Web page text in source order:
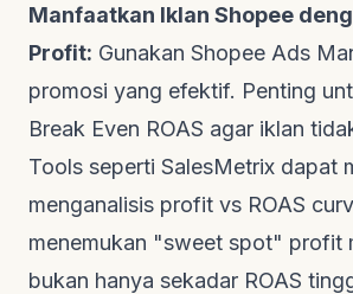
Manfaatkan Iklan Shopee
Profit: Gunakan Shopee Ads
promosi yang efektif. Penting
Break Even ROAS agar iklan
Tools seperti SalesMetrix dapat
menganalisis profit vs ROAS
menemukan "sweet spot" profit
bukan hanya sekadar ROAS